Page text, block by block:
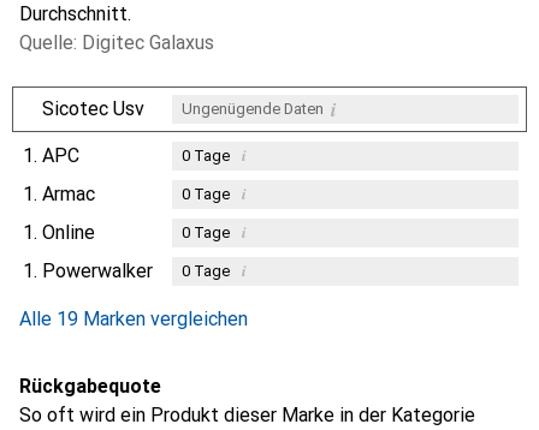
Durchschnitt.
Quelle: Digitec Galaxus
Sicotec Usv Ungenügende Daten i
1. APC 0Tage i
1. Armac 0Tage i
1. Online 0Tage i
1. Powerwalker 0Tage i
Alle 19 Marken vergleichen
Rückgabequote
So oft wird ein Produkt dieser Marke in der Kategorie